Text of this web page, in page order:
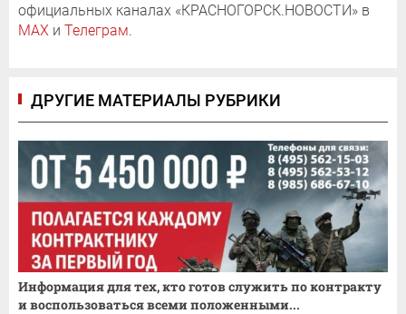
официальных каналах «КРАСНОГОРСК.НОВОСТИ» в
MAX и Телеграм.
ДРУГИЕ МАТЕРИАЛЫ РУБРИКИ
Информация для тех, кто готов служить по контракту
и воспользоваться всеми положенными...